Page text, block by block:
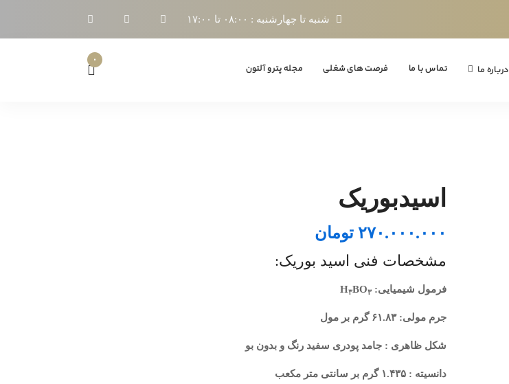
شنبه تا چهارشنبه : ۰۸:۰۰ تا ۱۷:۰۰
۰
درباره ما تماس با ما فرصت های شغلی مجله پترو آلتون
اسیدبوریک
۲۷۰.۰۰۰.۰۰۰ تومان
مشخصات فنی اسید بوریک:
فرمول شیمیایی: H ۳BO۳
جرم مولی: ۶۱.۸۳ گرم بر مول
شکل ظاهری : جامد پودری سفید رنگ و بدون بو
دانسیته : ۱.۴۳۵ گرم بر سانتی متر مکعب